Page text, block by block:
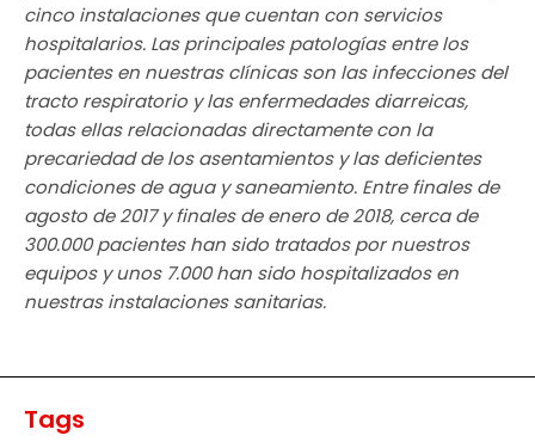
cinco instalaciones que cuentan con servicios
hospitalarios. Las principales patologías entre los
pacientes en nuestras clínicas son las infecciones del
tracto respiratorio y las enfermedades diarreicas,
todas ellas relacionadas directamente con la
precariedad de los asentamientos y las deficientes
condiciones de agua y saneamiento. Entre finales de
agosto de 2017 y finales de enero de 2018, cerca de
300.000 pacientes han sido tratados por nuestros
equipos y unos 7.000 han sido hospitalizados en
nuestras instalaciones sanitarias.
Tags